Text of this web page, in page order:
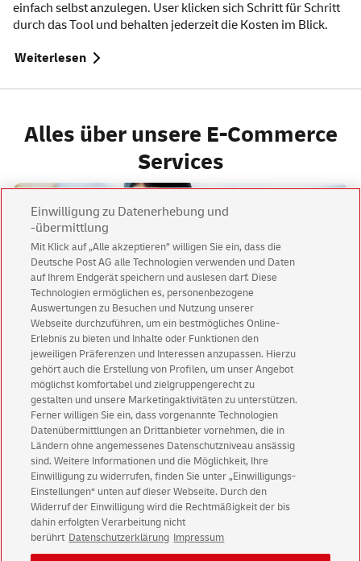
einfach selbst anzulegen. User klicken sich Schritt für Schritt
durch das Tool und behalten jederzeit die Kosten im Blick.
Weiterlesen
Alles über unsere E-Commerce
Services
Unsere E-Commerce Services
Kundenservice
Warnung vor gefälschtenE-Mails
Impressum Rechtliche Hinweise Datenschutz
Einwilligung zu Datenerhebung und
-übermittlung
Mit Klick auf „Alle akzeptieren” willigen Sie ein, dass die
Deutsche Post AG alle Technologien verwenden und Daten
auf Ihrem Endgerät speichern und auslesen darf. Diese
Technologien ermöglichen es, personenbezogene
Auswertungen zu Besuchen und Nutzung unserer
Webseite durchzuführen, um ein bestmögliches Online-
Erlebnis zu bieten und Inhalte oder Funktionen den
jeweiligen Präferenzen und Interessen anzupassen. Hierzu
gehört auch die Erstellung von Profilen, um unser Angebot
möglichst komfortabel und zielgruppengerecht zu
gestalten und unsere Marketingaktivitäten zu unterstützen.
Ferner willigen Sie ein, dass vorgenannte Technologien
Datenübermittlungen an Drittanbieter vornehmen, die in
Ländern ohne angemessenes Datenschutzniveau ansässig
sind. Weitere Informationen und die Möglichkeit, Ihre
Einwilligung zu widerrufen, finden Sie unter „Einwilligungs-
Einstellungen“ unten auf dieser Webseite. Durch den
Widerruf der Einwilligung wird die Rechtmäßigkeit der bis
dahin erfolgten Verarbeitung nicht
berührt Datenschutzerklärung Impressum